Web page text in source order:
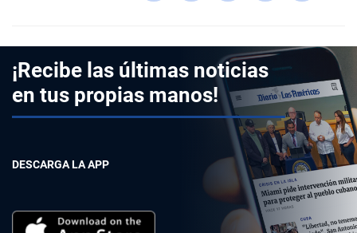
¡Recibe las últimas noticias
en tus propias manos!
DESCARGA LA APP